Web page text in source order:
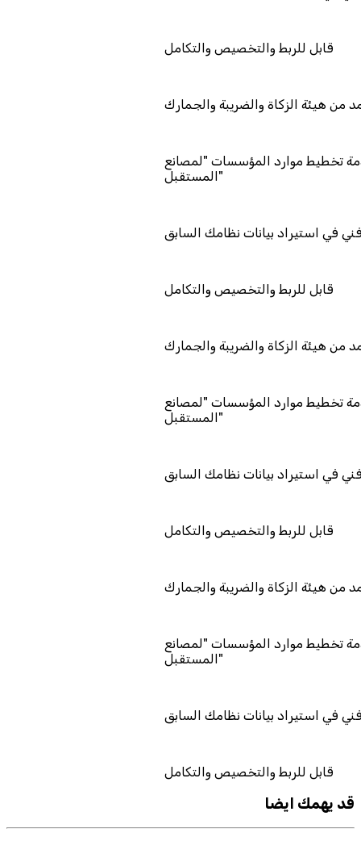
قابل للربط والتخصيص والتكامل
معتمد من هيئة الزكاة والضريبة والجمارك
كمزود خدمة تخطيط موارد المؤسسات "لمصانع
دعم فني في استيراد بيانات نظامك السابق
قابل للربط والتخصيص والتكامل
معتمد من هيئة الزكاة والضريبة والجمارك
كمزود خدمة تخطيط موارد المؤسسات "لمصانع
دعم فني في استيراد بيانات نظامك السابق
قابل للربط والتخصيص والتكامل
معتمد من هيئة الزكاة والضريبة والجمارك
كمزود خدمة تخطيط موارد المؤسسات "لمصانع
دعم فني في استيراد بيانات نظامك السابق
قابل للربط والتخصيص والتكامل
قد يهمك ايضا